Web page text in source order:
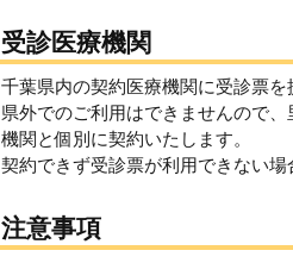
受診医療機関
千葉県内の契約医療機関に受診票を
県外でのご利用はできませんので
機関と個別に契約いたします。
契約できず受診票が利用できない場
注意事項